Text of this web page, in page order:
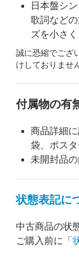
日本盤シ
歌詞など
ズを小さく
誠に恐縮でござ
けしておりませ
付属物の有
商品詳細
袋、ポス
未開封品
状態表記に
中古商品の状
ご購入前に「